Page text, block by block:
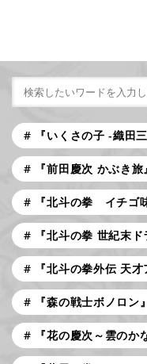
『いくさの子 -織田
『前田慶次 かぶき旅』
『北斗の拳 イチゴ
『北斗の拳 世紀末ド
『北斗の拳外伝 天
『森の戦士ボノロン』
『花の慶次～雲のか